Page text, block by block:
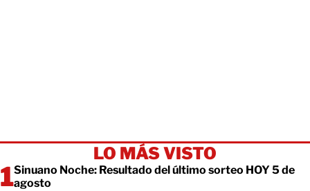
LO MÁS VISTO
Sinuano Noche: Resultado del último sorteo HOY 5 de
agosto